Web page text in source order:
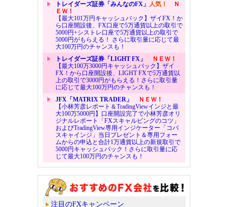
トレイダーズ証券「みんなのFX」 人気！
Ｎ
ＥＷ！
【最大101万円キャッシュバック】ザイFX！か
ら口座開設後、FX口座で5万通貨以上の取引で
5000円+シストレ口座で5万通貨以上の取引で
5000円がもらえる！ さらに取引量に応じて最
大100万円のチャンスも！
トレイダーズ証券「LIGHT FX」
ＮＥＷ！
【最大100万3000円キャッシュバック】ザイ
FX！から口座開設後、LIGHT FXで5万通貨以
上の取引で3000円がもらえる！さらに取引量
に応じて最大100万円のチャンスも！
JFX「MATRIX TRADER」
ＮＥＷ！
【小林芳彦レポート＆TradingViewインジと最
大100万5000円】口座開設完了で小林芳彦オリ
ジナルレポート「FXスキャルピングのコツ」
およびTradingView専用インジケーター「コバ
スキャインジ」当日プレゼント＆専用フォー
ムからの申込と合計1万通貨以上の新規取引で
5000円キャッシュバック！さらに取引量に応
じて最大100万円のチャンスも！
注目のFXキャンペーン